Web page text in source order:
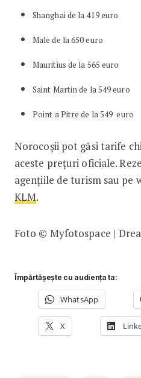
Shanghai de
Male de la 650 euro
Mauritius de la 565 euro
Saint Martin de la 549 euro
Point a Pitre de la 549 euro
Norocoșii pot găsi tarife
aceste prețuri oficiale.
agențiile de turism sau pe
KLM.
Foto © Myfotospace |
Împărtășește cu audiența ta:
WhatsApp
X